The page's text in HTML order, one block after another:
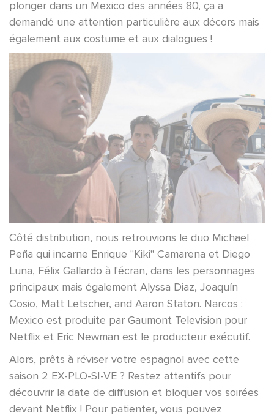
plonger dans un Mexico des années 80, ça a
demandé une attention particulière aux décors mais
également aux costume et aux dialogues !
Côté distribution, nous retrouvions le duo Michael
Peña qui incarne Enrique "Kiki" Camarena et Diego
Luna, Félix Gallardo à l'écran, dans les personnages
principaux mais également Alyssa Diaz, Joaquín
Cosio, Matt Letscher, and Aaron Staton. Narcos :
Mexico est produite par Gaumont Television pour
Netflix et Eric Newman est le producteur exécutif.
Alors, prêts à réviser votre espagnol avec cette
saison 2 EX-PLO-SI-VE ? Restez attentifs pour
découvrir la date de diffusion et bloquer vos soirées
devant Netflix ! Pour patienter, vous pouvez